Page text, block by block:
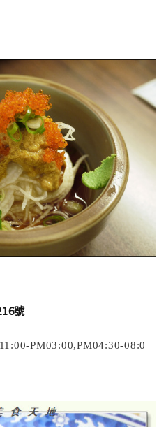
號
PM03:00,PM04:30-08:0